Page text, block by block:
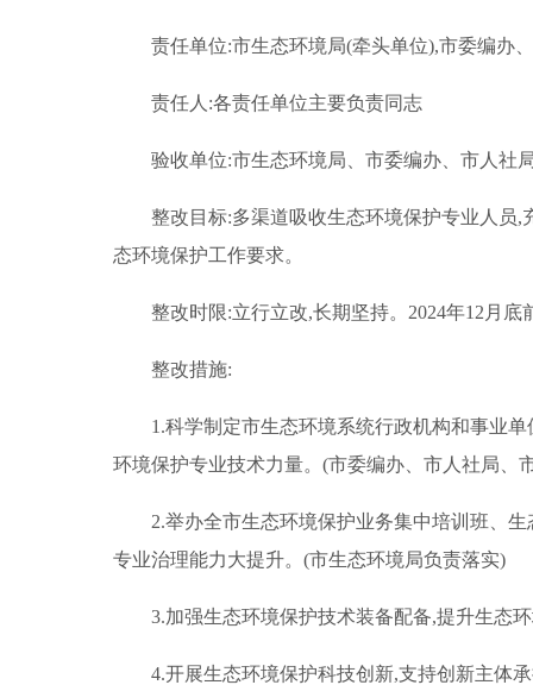
责任单位:市生态环境局(牵头单位),市委编办
责任人:各责任单位主要负责同志
验收单位:市生态环境局、市委编办、市人社
整改目标:多渠道吸收生态环境保护专业人员
态环境保护工作要求。
整改时限:立行立改,长期坚持。2024年12月底
整改措施:
1.科学制定市生态环境系统行政机构和事业
环境保护专业技术力量。(市委编办、市人社局、
2.举办全市生态环境保护业务集中培训班、
专业治理能力大提升。(市生态环境局负责落实)
3.加强生态环境保护技术装备配备,提升生态
4.开展生态环境保护科技创新,支持创新主体